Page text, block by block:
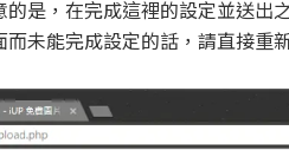
是，在完成這裡的設定並送
未能完成設定的話，請直接重